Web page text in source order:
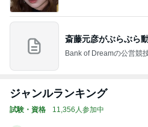
斎藤元彦がぶらぶら
Bank of Dreamの公営競
ジャンルランキング
試験・資格 11,356人参加中